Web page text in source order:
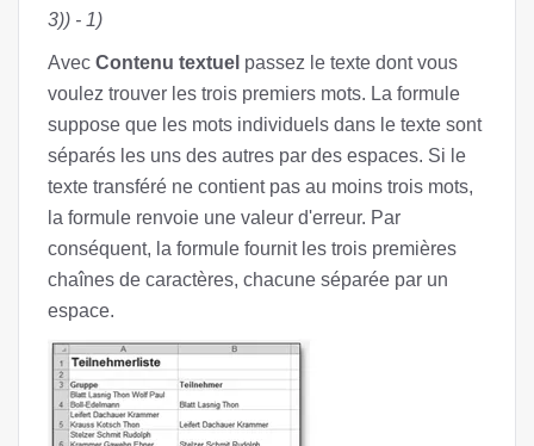
3)) - 1)
Avec Contenu textuel passez le texte dont vous
voulez trouver les trois premiers mots. La formule
suppose que les mots individuels dans le texte sont
séparés les uns des autres par des espaces. Si le
texte transféré ne contient pas au moins trois mots,
la formule renvoie une valeur d'erreur. Par
conséquent, la formule fournit les trois premières
chaînes de caractères, chacune séparée par un
espace.